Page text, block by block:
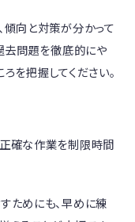
向と対策が分かって
去問題を徹底的にや
を把握してください。
確な作業を制限時間
ためにも、早めに練